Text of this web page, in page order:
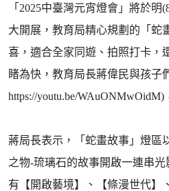
「2025中臺灣元宵燈會」將於
大開展，教育局精心規劃的「蛇
喜，適合全家同遊、拍照打卡，
睹為快，教育局長蔣偉民與孩子
https://youtu.be/
蔣局長表示，「蛇畫故事」燈區
之物-琉璃石的故事開啟一連串
有【開啟藝境】、【條漫世代】